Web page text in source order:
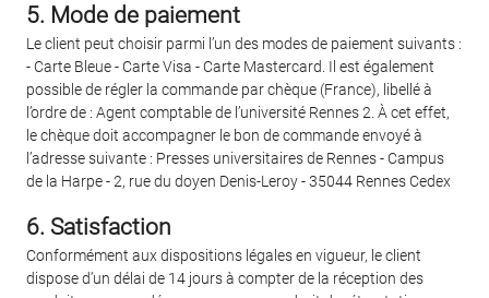
5. Mode de paiement
Le client peut choisir parmi l’un des modes de paiement suivants :
- Carte Bleue - Carte Visa - Carte Mastercard. Il est également
possible de régler la commande par chèque (France), libellé à
l’ordre de : Agent comptable de l’université Rennes 2. À cet effet,
le chèque doit accompagner le bon de commande envoyé à
l’adresse suivante : Presses universitaires de Rennes - Campus
de la Harpe - 2, rue du doyen Denis-Leroy - 35044 Rennes Cedex
6. Satisfaction
Conformément aux dispositions légales en vigueur, le client
dispose d’un délai de 14 jours à compter de la réception des